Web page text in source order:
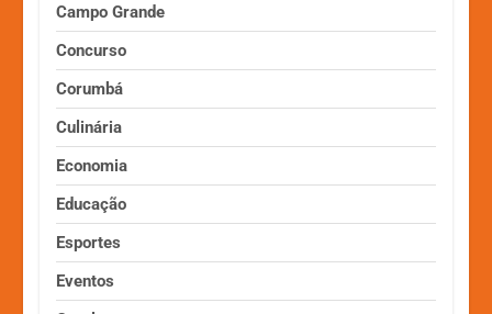
Campo Grande
Concurso
Corumbá
Culinária
Economia
Educação
Esportes
Eventos